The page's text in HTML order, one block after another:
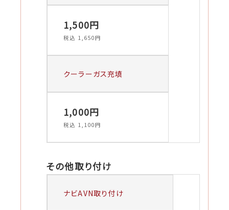
1,500円
税込 1,650円
クーラーガス充填
1,000円
税込 1,100円
その他取り付け
ナビAVN取り付け